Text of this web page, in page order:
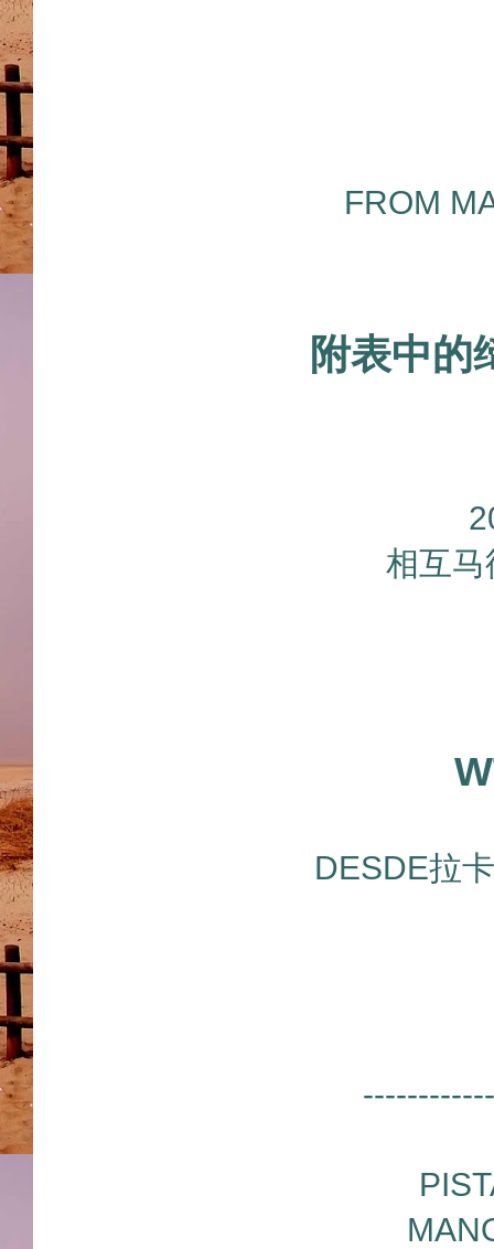
FROM
附表中的
相互
DESDE拉